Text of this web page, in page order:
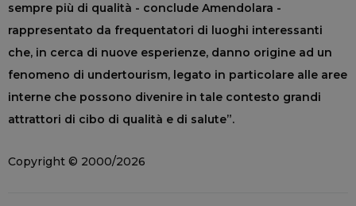
sempre più di qualità - conclude Amendolara -
rappresentato da frequentatori di luoghi interessanti
che, in cerca di nuove esperienze, danno origine ad un
fenomeno di undertourism, legato in particolare alle aree
interne che possono divenire in tale contesto grandi
attrattori di cibo di qualità e di salute”.
Copyright © 2000/2026